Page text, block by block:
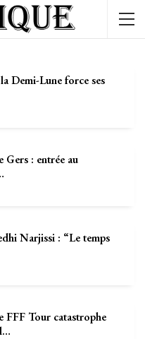
Demi-Lune force ses
Gers : entrée au
Narjissi : “Le temps
FFF Tour catastrophe